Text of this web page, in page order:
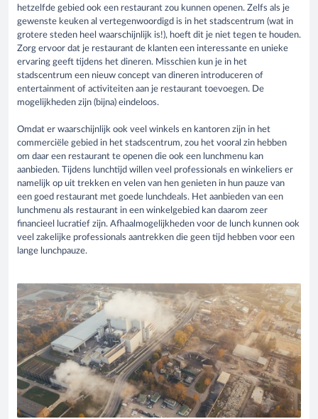
hetzelfde gebied ook een restaurant zou kunnen openen. Zelfs als je
gewenste keuken al vertegenwoordigd is in het stadscentrum (wat in
grotere steden heel waarschijnlijk is!), hoeft dit je niet tegen te houden.
Zorg ervoor dat je restaurant de klanten een interessante en unieke
ervaring geeft tijdens het dineren. Misschien kun je in het
stadscentrum een nieuw concept van dineren introduceren of
entertainment of activiteiten aan je restaurant toevoegen. De
mogelijkheden zijn (bijna) eindeloos.
Omdat er waarschijnlijk ook veel winkels en kantoren zijn in het
commerciële gebied in het stadscentrum, zou het vooral zin hebben
om daar een restaurant te openen die ook een lunchmenu kan
aanbieden. Tijdens lunchtijd willen veel professionals en winkeliers er
namelijk op uit trekken en velen van hen genieten in hun pauze van
een goed restaurant met goede lunchdeals. Het aanbieden van een
lunchmenu als restaurant in een winkelgebied kan daarom zeer
financieel lucratief zijn. Afhaalmogelijkheden voor de lunch kunnen ook
veel zakelijke professionals aantrekken die geen tijd hebben voor een
lange lunchpauze.